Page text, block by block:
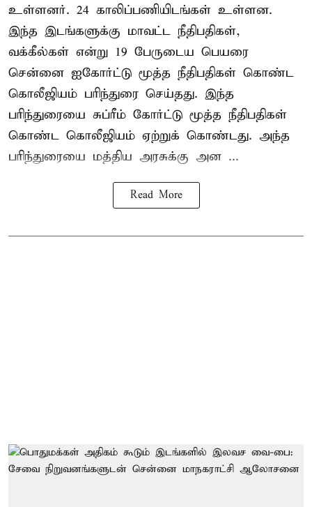
உள்ளனர். 24 காலிப்பணியிடங்கள் உள்ளன.
இந்த இடங்களுக்கு மாவட்ட நீதிபதிகள்,
வக்கீல்கள் என்று 19 பேருடைய பெயரை
சென்னை ஐகோர்ட்டு மூத்த நீதிபதிகள் கொண்ட
கொலீஜியம் பரிந்துரை செய்தது. இந்த
பரிந்துரையை சுப்ரீம் கோர்ட்டு மூத்த நீதிபதிகள்
கொண்ட கொலீஜியம் ஏற்றுக் கொண்டது. அந்த
பரிந்துரையை மத்திய அரசுக்கு அன ...
Read More